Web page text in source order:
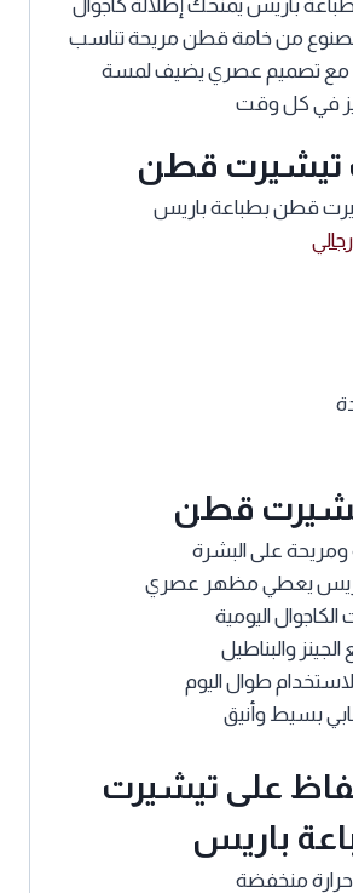
باريس يمنحك إطلالة كاجوال
من خامة قطن مريحة تناسب
مع تصميم عصري يضيف لمسة
في كل وقت
تيشيرت قطن
قطن بطباعة باريس
قطن
على البشرة
يعطي مظهر عصري
اليومية
والبناطيل
طوال اليوم
بسيط وأنيق
على تيشيرت
باريس
منخفضة